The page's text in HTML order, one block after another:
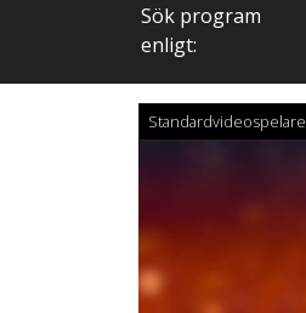
Sök program
enligt:
Standardvideospelare